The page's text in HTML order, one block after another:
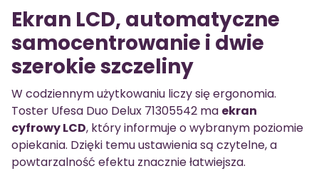
Ekran LCD, automatyczne
samocentrowanie i dwie
szerokie szczeliny
W codziennym użytkowaniu liczy się ergonomia.
Toster Ufesa Duo Delux 71305542 ma ekran
cyfrowy LCD, który informuje o wybranym poziomie
opiekania. Dzięki temu ustawienia są czytelne, a
powtarzalność efektu znacznie łatwiejsza.